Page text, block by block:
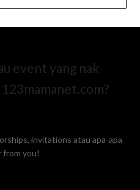
event yang nak
invitations atau apa-apa
from you!